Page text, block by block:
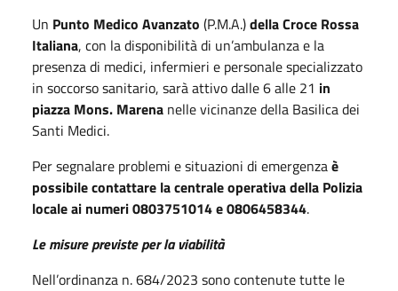
Un Punto Medico Avanzato (P.M.A.)della Croce Rossa
Italiana, con la disponibilità di un’ambulanza e la
presenza di medici, infermieri e personale specializzato
in soccorso sanitario, sarà attivo dalle 6 alle 21 in
piazza Mons. Marena nelle vicinanze della Basilica dei
Santi Medici.
Per segnalare problemi e situazioni di emergenzaè
possibile contattare la centrale operativa della Polizia
locale ai numeri 0803751014 e 0806458344.
Le misure previste per la viabilità
Nell’ordinanza n. 684/2023 sono contenute tutte le